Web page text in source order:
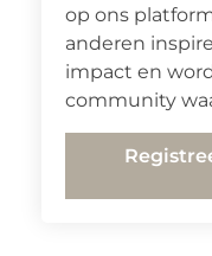
op ons
anderen
impact en
community